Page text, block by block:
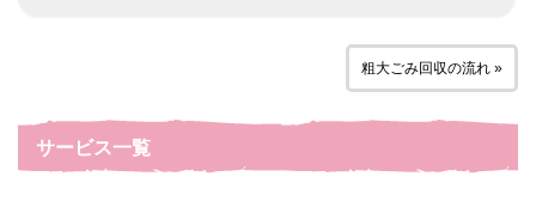
粗大ごみ回収の流れ »
サービス一覧